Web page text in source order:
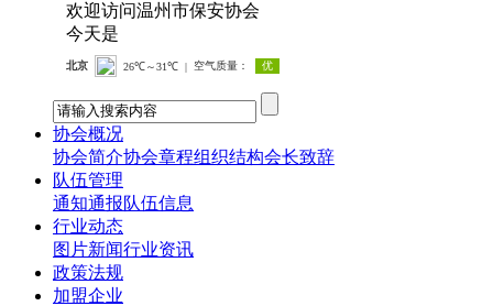
欢迎访问温州市保安协会
今天是
协会概况
协会简介协会章程组织结构会长致辞
队伍管理
通知通报队伍信息
行业动态
图片新闻行业资讯
政策法规
加盟企业